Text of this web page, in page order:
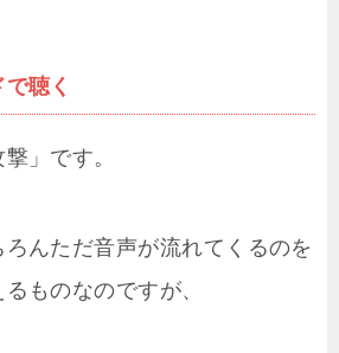
聴く
」です。
ろんただ音声が流れてくるのを
ものなのですが、